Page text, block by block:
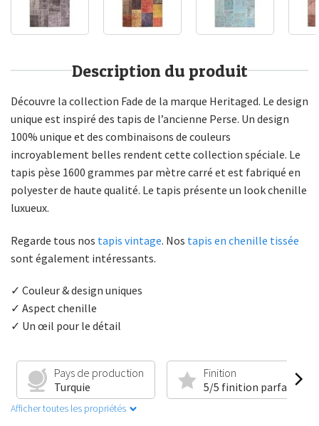
Description du produit
Découvre la collection Fade de la marque Heritaged. Le design
unique est inspiré des tapis de l’ancienne Perse. Un design
100% unique et des combinaisons de couleurs
incroyablement belles rendent cette collection spéciale. Le
tapis pèse 1600 grammes par mètre carré et est fabriqué en
polyester de haute qualité. Le tapis présente un look chenille
luxueux.
Regarde tous nos tapis vintage. Nos tapis en chenille tissée
sont également intéressants.
✓ Couleur & design uniques
✓ Aspect chenille
✓ Un œil pour le détail
Pays de production
Turquie
Finition
5/5 finition parfaite
Afficher toutes les propriétés